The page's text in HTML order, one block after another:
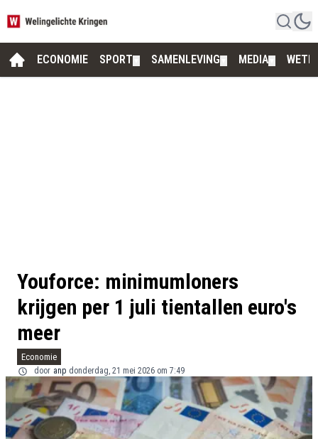
ECONOMIE SPORT SAMENLEVING MEDIA
Youforce: minimumloners
krijgen per 1 juli tientallen euro's
meer
Economie
door anp donderdag, 21 mei 2026 om 7:49